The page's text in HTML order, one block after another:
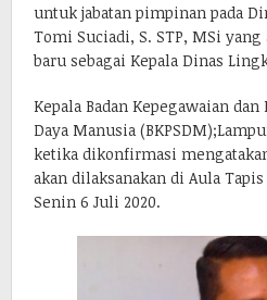
untuk jabatan pimpinan pada
Tomi Suciadi, S. STP, MSi
baru sebagai Kepala Dinas
Kepala Badan Kepegawaian
Daya Manusia
ketika dikonfirmasi
akan dilaksanakan di Aula
Senin 6 Juli 2020.